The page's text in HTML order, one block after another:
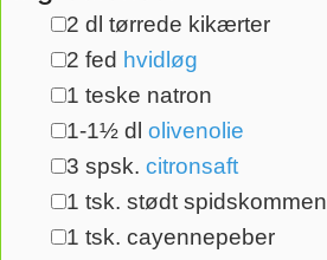
▢
2 dl tørrede kikærter
▢
2 fed hvidløg
▢
1 teske natron
▢
1-1½ dl olivenolie
▢
3 spsk. citronsaft
▢
1 tsk. stødt spidskommen
▢
1 tsk. cayennepeber